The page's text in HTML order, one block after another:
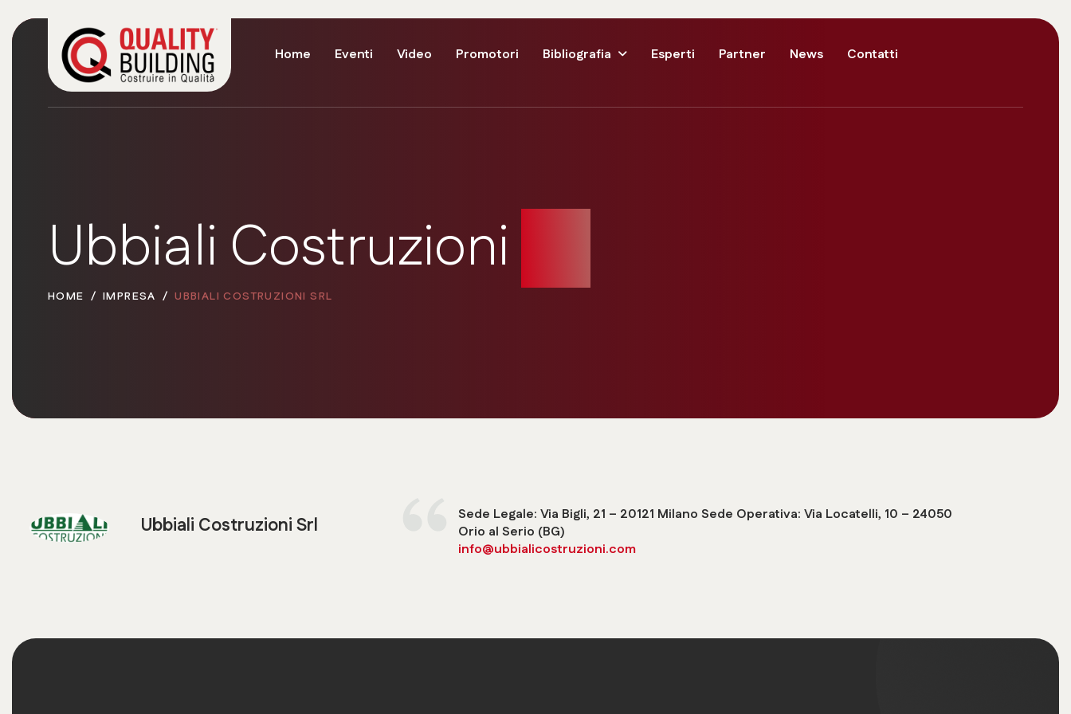
Home Eventi Video Promotori Bibliografia Esperti Partner News Contatti
Ubbiali Costruzioni
HOME IMPRESA UBBIALI COSTRUZIONI SRL
Ubbiali Costruzioni Srl
Sede Legale: Via Bigli, 21 – 20121 Milano Sede Operativa: Via Locatelli, 10 – 24050
Orio al Serio (BG)
info@ubbialicostruzioni.com